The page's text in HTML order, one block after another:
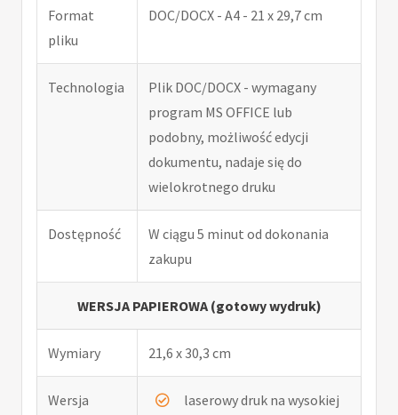
Format
pliku
DOC/DOCX - A4 - 21 x 29,7 cm
Technologia
Plik DOC/DOCX - wymagany
program MS OFFICE lub
podobny, możliwość edycji
dokumentu, nadaje się do
wielokrotnego druku
Dostępność
W ciągu 5 minut od dokonania
zakupu
WERSJA PAPIEROWA (gotowy wydruk)
Wymiary 21,6 x 30,3 cm
Wersja laserowy druk na wysokiej